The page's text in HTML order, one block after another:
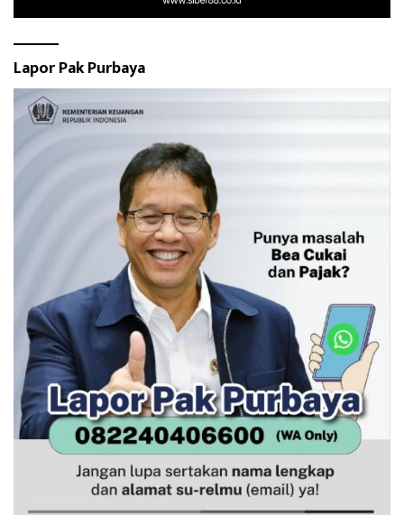
Lapor Pak Purbaya